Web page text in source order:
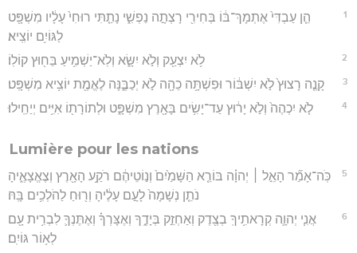
1
הֵ֤ן עַבְדִּי֙ אֶתְמָךְ־בּ֔וֹ בְּחִירִ֖י רָצְתָ֣ה נַפְשִׁ֑י נָתַ֤תִּי רוּחִי֙ עָלָ֔יו מִשְׁפָּ֖ט
לַגּוֹיִ֥ם יוֹצִֽיא׃
2 לֹ֥א יִצְעַ֖ק וְלֹ֣א יִשָּׂ֑א וְלֹֽא־יַשְׁמִ֥יעַ בַּח֖וּץ קוֹלֽוֹ׃
3 קָנֶ֤ה רָצוּץ֙ לֹ֣א יִשְׁבּ֔וֹר וּפִשְׁתָּ֥ה כֵהָ֖ה לֹ֣א יְכַבֶּ֑נָּה לֶאֱמֶ֖ת יוֹצִ֥יא מִשְׁפָּֽט׃
4 לֹ֤א יִכְהֶה֙ וְלֹ֣א יָר֔וּץ עַד־יָשִׂ֥ים בָּאָ֖רֶץ מִשְׁפָּ֑ט וּלְתוֹרָת֖וֹ אִיִּ֥ים יְיַחֵֽילוּ׃
Lumière pour les nations
5
כֹּֽה־אָמַ֞ר הָאֵ֣ל ׀ יְהוָ֗ה בּוֹרֵ֤א הַשָּׁמַ֙יִם֙ וְנ֣וֹטֵיהֶ֔ם רֹקַ֥ע הָאָ֖רֶץ וְצֶאֱצָאֶ֑יהָ
נֹתֵ֤ן נְשָׁמָה֙ לָעָ֣ם עָלֶ֔יהָ וְר֖וּחַ לַהֹלְכִ֥ים בָּֽהּ׃
6
אֲנִ֧י יְהוָ֛ה קְרָאתִ֥יךָֽ בְצֶ֖דֶק וְאַחְזֵ֣ק בְּיָדֶ֑ךָ וְאֶצָּרְךָ֗ וְאֶתֶּנְךָ֛ לִבְרִ֥ית עָ֖ם
לְא֥וֹר גּוֹיִֽם׃